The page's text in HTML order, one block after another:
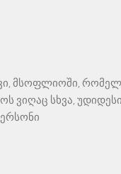
მსოფლიოში,
ვიღაც სხვა, უდიდესი